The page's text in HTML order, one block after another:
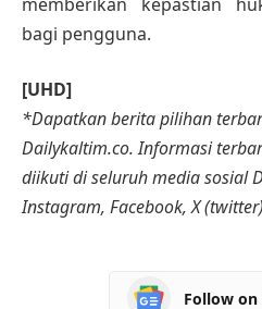
bagi pengguna.
[UHD]
*Dapatkan berita pilihan
Dailykaltim.co. Informasi
diikuti di seluruh media sosial
Instagram, Facebook, X
Follow on